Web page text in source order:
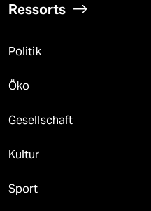
Ressorts
Politik
Öko
Gesellschaft
Kultur
Sport